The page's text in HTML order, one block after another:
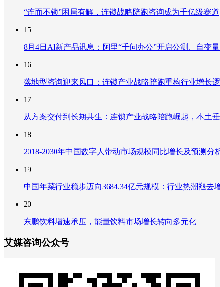
“连而不锁”困局有解，连锁战略陪跑咨询成为千亿级赛道
15
8月4日AI新产品讯息：阿里“千问办公”开启公测、自变
16
落地型咨询迎来风口：连锁产业战略陪跑重构行业增
17
从方案交付到长期共生：连锁产业战略陪跑崛起，本土
18
2018-2030年中国数字人带动市场规模同比增长及预测
19
中国年菜行业稳步迈向3684.34亿元规模：行业热潮褪
20
东鹏饮料增速承压，能量饮料市场增长转向多元化
艾媒咨询公众号